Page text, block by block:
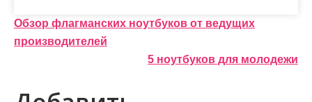
Н
а
Обзор флагманских ноутбуков от ведущих
производителей
5 ноутбуков для молодежи